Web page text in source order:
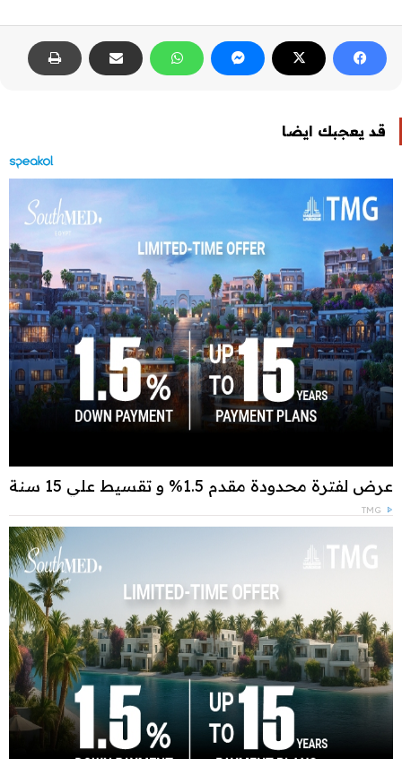
قد يعجبك ايضا
عرض لفترة محدودة مقدم 1.5% و تقسيط علي 15 سنة
TMG